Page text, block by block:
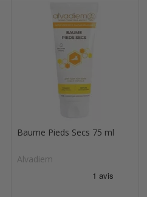
Baume Pieds Secs 75 ml
Alvadiem